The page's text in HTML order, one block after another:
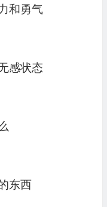
和勇气
感状态
东西